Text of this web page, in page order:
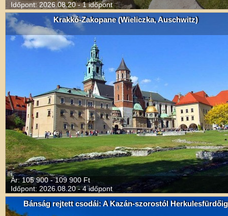
Időpont: 2026.08.20 - 1 időpont
Krakkó-Zakopane (Wieliczka, Auschwitz)
Ár: 105 900 - 109 900 Ft
Időpont: 2026.08.20 - 4 időpont
Bánság rejtett csodái: A Kazán-szorostól Herkulesfürdőig